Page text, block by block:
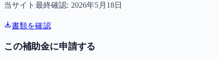
当サイト最終確認: 2026年5月18日
書類を確認
この補助金に申請する